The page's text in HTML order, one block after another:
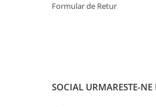
Formular de Retur
SOCIAL URMARESTE-